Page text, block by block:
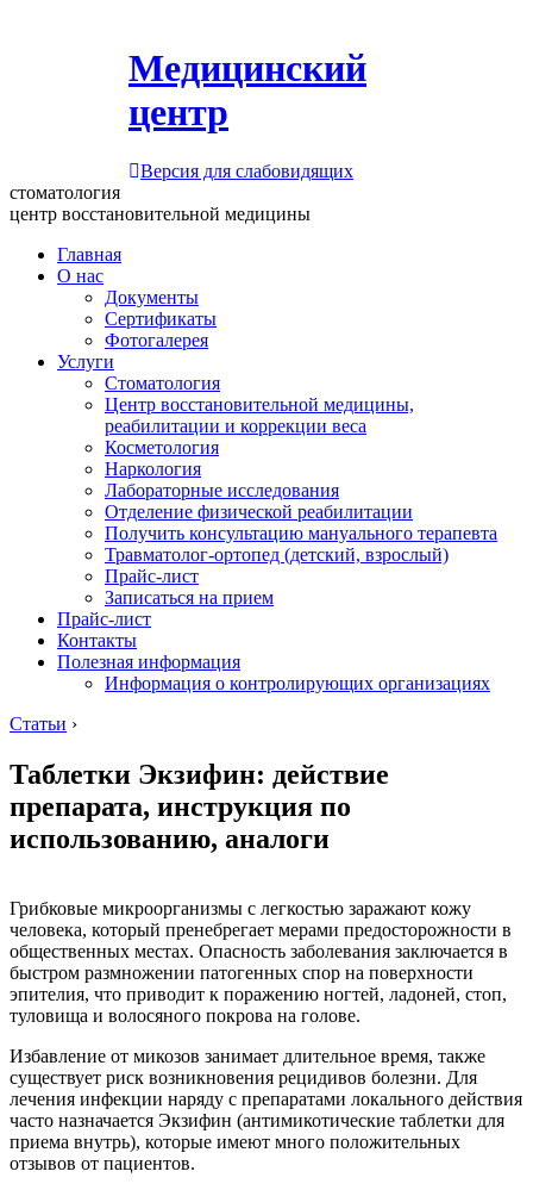
Медицинский
центр
Версия для слабовидящих
стоматология
центр восстановительной медицины
Главная
О нас
Документы
Сертификаты
Фотогалерея
Услуги
Стоматология
Центр восстановительной медицины,
реабилитации и коррекции веса
Косметология
Наркология
Лабораторные исследования
Отделение физической реабилитации
Получить консультацию мануального терапевта
Травматолог-ортопед (детский, взрослый)
Прайс-лист
Записаться на прием
Прайс-лист
Контакты
Полезная информация
Информация о контролирующих организациях
Статьи ›
Таблетки Экзифин: действие
препарата, инструкция по
использованию, аналоги
Грибковые микроорганизмы с легкостью заражают кожу
человека, который пренебрегает мерами предосторожности в
общественных местах. Опасность заболевания заключается в
быстром размножении патогенных спор на поверхности
эпителия, что приводит к поражению ногтей, ладоней, стоп,
туловища и волосяного покрова на голове.
Избавление от микозов занимает длительное время, также
существует риск возникновения рецидивов болезни. Для
лечения инфекции наряду с препаратами локального действия
часто назначается Экзифин (антимикотические таблетки для
приема внутрь), которые имеют много положительных
отзывов от пациентов.